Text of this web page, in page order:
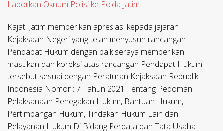
Laporkan Oknum Polisi ke Polda Jatim
Kajati Jatim memberikan apresiasi kepada jajaran
Kejaksaan Negeri yang telah menyusun rancangan
Pendapat Hukum dengan baik seraya memberikan
masukan dan koreksi atas rancangan Pendapat Hukum
tersebut sesuai dengan Peraturan Kejaksaan Republik
Indonesia Nomor : 7 Tahun 2021 Tentang Pedoman
Pelaksanaan Penegakan Hukum, Bantuan Hukum,
Pertimbangan Hukum, Tindakan Hukum Lain dan
Pelayanan Hukum Di Bidang Perdata dan Tata Usaha